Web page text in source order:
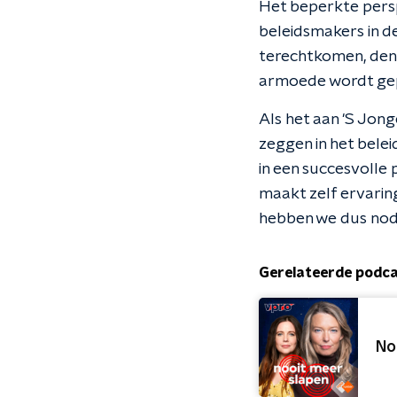
Het beperkte
beleidsmakers in
terechtkomen,
armoede wordt
Als het aan 'S
zeggen in het
in een succesvolle
maakt zelf
hebben we dus
Gerelateerde